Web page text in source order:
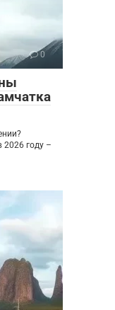
0
2026 году –